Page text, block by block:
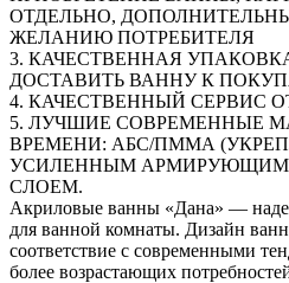
ОТДЕЛЬНО,
ЖЕЛАНИЮ ПОТРЕБИТЕЛЯ
3. КАЧЕСТВЕННАЯ
ДОСТАВИТЬ ВАННУ К
4. КАЧЕСТВЕННЫЙ СЕРВИС
5. ЛУЧШИЕ СОВРЕМЕННЫЕ
ВРЕМЕНИ: АБС/ПММА
УСИЛЕННЫМ
СЛОЕМ.
Акриловые ванны «Дана» —
для ванной комнаты. Дизайн
соответствие с современными
более возрастающих